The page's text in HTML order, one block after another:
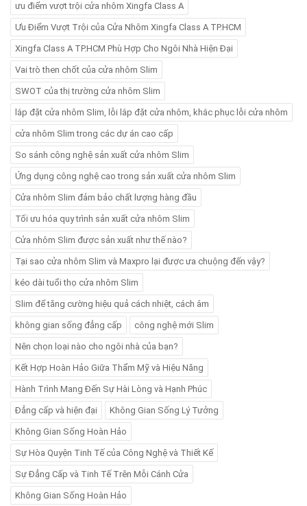
ưu điểm vượt trội cửa nhôm Xingfa Class A
Ưu Điểm Vượt Trội của Cửa Nhôm Xingfa Class A TP.HCM
Xingfa Class A TP.HCM Phù Hợp Cho Ngôi Nhà Hiện Đại
Vai trò then chốt của cửa nhôm Slim
SWOT của thị trường cửa nhôm Slim
lắp đặt cửa nhôm Slim, lỗi lắp đặt cửa nhôm, khắc phục lỗi cửa nhôm
cửa nhôm Slim trong các dự án cao cấp
So sánh công nghệ sản xuất cửa nhôm Slim
Ứng dụng công nghệ cao trong sản xuất cửa nhôm Slim
Cửa nhôm Slim đảm bảo chất lượng hàng đầu
Tối ưu hóa quy trình sản xuất cửa nhôm Slim
Cửa nhôm Slim được sản xuất như thế nào?
Tại sao cửa nhôm Slim và Maxpro lại được ưa chuộng đến vậy?
kéo dài tuổi thọ cửa nhôm Slim
Slim để tăng cường hiệu quả cách nhiệt, cách âm
không gian sống đẳng cấp công nghệ mới Slim
Nên chọn loại nào cho ngôi nhà của bạn?
Kết Hợp Hoàn Hảo Giữa Thẩm Mỹ và Hiệu Năng
Hành Trình Mang Đến Sự Hài Lòng và Hạnh Phúc
Đẳng cấp và hiện đại Không Gian Sống Lý Tưởng
Không Gian Sống Hoàn Hảo
Sự Hòa Quyện Tinh Tế của Công Nghệ và Thiết Kế
Sự Đẳng Cấp và Tinh Tế Trên Mỗi Cánh Cửa
Không Gian Sống Hoàn Hảo